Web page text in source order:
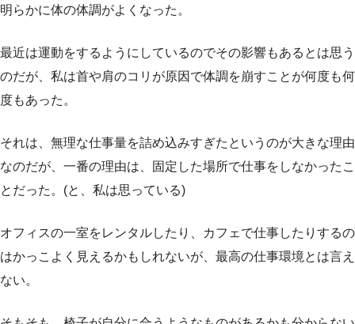
明らかに体の体調がよくなった。
最近は運動をするようにしているのでその影響もあるとは思う
のだが、私は首や肩のコリが原因で体調を崩すことが何度も何
度もあった。
それは、無理な仕事量を詰め込みすぎたというのが大きな理由
なのだが、一番の理由は、固定した場所で仕事をしなかったこ
とだった。(と、私は思っている)
オフィスの一室をレンタルしたり、カフェで仕事したりするの
はかっこよく見えるかもしれないが、最高の仕事環境とは言え
ない。